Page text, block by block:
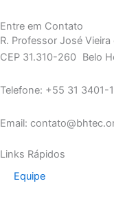
Entre em Contato
R. Professor José
CEP 31.310-260 Belo
Telefone: +55 31 3401-
Email:
Links Rápidos
Equipe